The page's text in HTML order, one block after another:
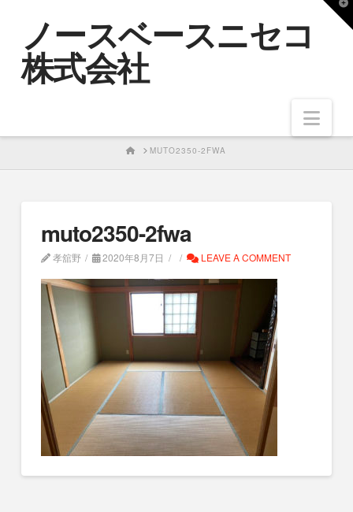
ノースベースニセコ
株式会社
HOMEMUTO2350-2FWA
muto2350-2fwa
孝舘野 2020年8月7日 LEAVE A COMMENT